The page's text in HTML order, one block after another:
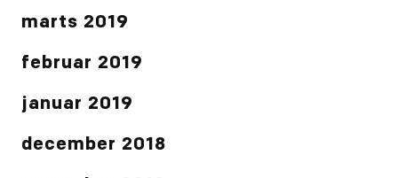
marts 2019
februar 2019
januar 2019
december 2018